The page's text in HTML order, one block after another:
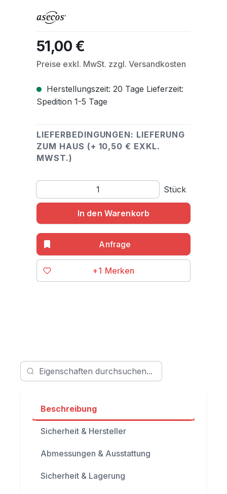
Regulärer Preis:
51,00 €
Preise exkl. MwSt. zzgl. Versandkosten
Herstellungszeit: 20 Tage Lieferzeit:
Spedition 1-5 Tage
LIEFERBEDINGUNGEN: LIEFERUNG
ZUM HAUS (+ 10,50 € EXKL.
MWST.)
Produkt Anzahl: Gib den gewünschten Wert ein
Stück
In den Warenkorb
+1
Beschreibung
Sicherheit & Hersteller
Abmessungen & Ausstattung
Sicherheit & Lagerung